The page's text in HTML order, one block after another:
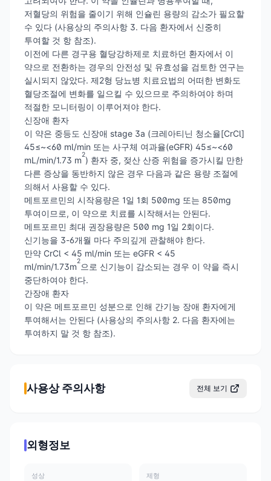
저혈당의 위험을 줄이기 위해 인슐린 용량의 감소가 필요할
수 있다 (사용상의 주의사항 3. 다음 환자에서 신중히
투여할 것 항 참조).
이전에 다른 경구용 혈당강하제로 치료하던 환자에서 이
약으로 전환하는 경우의 안전성 및 유효성을 검토한 연구는
실시되지 않았다. 제2형 당뇨병 치료요법의 어떠한 변화도
혈당조절에 변화를 일으킬 수 있으므로 주의하여야 하며
적절한 모니터링이 이루어져야 한다.
신장애 환자
이 약은 중등도 신장애 stage 3a (크레아티닌 청소율[CrCl]
45≤~<60 ml/min 또는 사구체 여과율(eGFR) 45≤~<60
mL/min/1.73 m
2
) 환자 중, 젖산 산증 위험을 증가시킬 만한
다른 증상을 동반하지 않은 경우 다음과 같은 용량 조절에
의해서 사용할 수 있다.
메트포르민의 시작용량은 1일 1회 500mg 또는 850mg
투여이므로, 이 약으로 치료를 시작해서는 안된다.
메트포르민 최대 권장용량은 500 mg 1일 2회이다.
신기능을 3-6개월 마다 주의깊게 관찰해야 한다.
만약 CrCl < 45 ml/min 또는 eGFR < 45
ml/min/1.73m
2
으로 신기능이 감소되는 경우 이 약을 즉시
중단하여야 한다.
간장애 환자
이 약은 메트포르민 성분으로 인해 간기능 장애 환자에게
투여해서는 안된다 (사용상의 주의사항 2. 다음 환자에는
투여하지 말 것 항 참조).
사용상 주의사항 전체 보기
외형정보
성상 제형